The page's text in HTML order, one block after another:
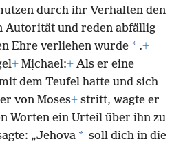
durch ihr Verhalten den
Autorität und reden abfällig
Ehre verliehen wurde * .+
+ Mịchael:+ Als er eine
dem Teufel hatte und sich
von Moses+ stritt, wagte er
Worten ein Urteil über ihn zu
„Jehova * soll dich in die